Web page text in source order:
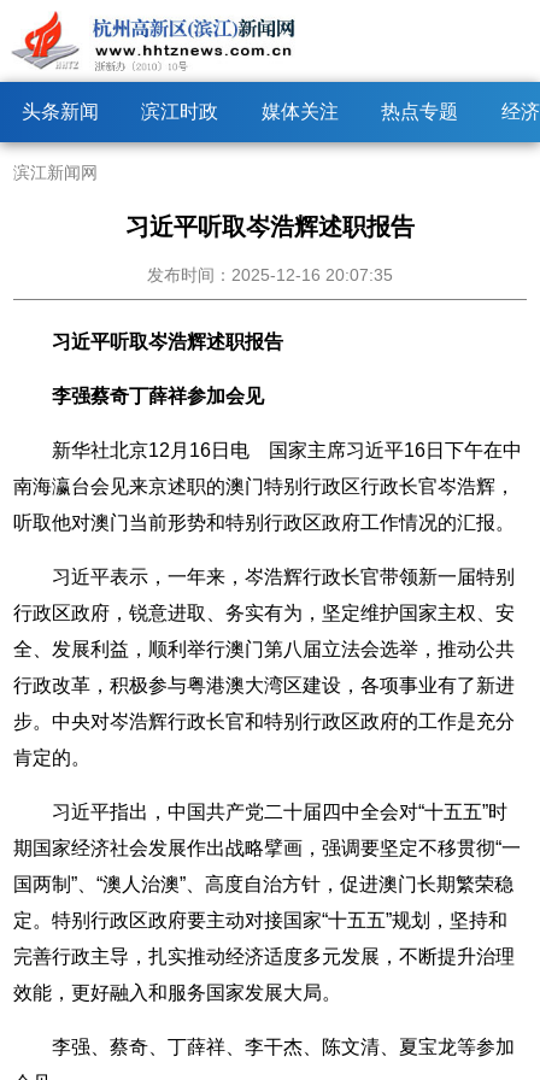
头条新闻 滨江时政 媒体关注 热点专题 经
滨江新闻网
习近平听取岑浩辉述职报告
发布时间：2025-12-16 20:07:35
习近平听取岑浩辉述职报告
李强蔡奇丁薛祥参加会见
新华社北京12月16日电 国家主席习近平16日下午在中
南海瀛台会见来京述职的澳门特别行政区行政长官岑浩辉，
听取他对澳门当前形势和特别行政区政府工作情况的汇报。
习近平表示，一年来，岑浩辉行政长官带领新一届特别
行政区政府，锐意进取、务实有为，坚定维护国家主权、安
全、发展利益，顺利举行澳门第八届立法会选举，推动公共
行政改革，积极参与粤港澳大湾区建设，各项事业有了新进
步。中央对岑浩辉行政长官和特别行政区政府的工作是充分
肯定的。
习近平指出，中国共产党二十届四中全会对“十五五”时
期国家经济社会发展作出战略擘画，强调要坚定不移贯彻“一
国两制”、“澳人治澳”、高度自治方针，促进澳门长期繁荣稳
定。特别行政区政府要主动对接国家“十五五”规划，坚持和
完善行政主导，扎实推动经济适度多元发展，不断提升治理
效能，更好融入和服务国家发展大局。
李强、蔡奇、丁薛祥、李干杰、陈文清、夏宝龙等参加